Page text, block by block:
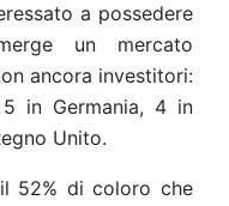
a possedere
un mercato
ancora investitori:
in Germania, 4 in
Unito.
52% di coloro che